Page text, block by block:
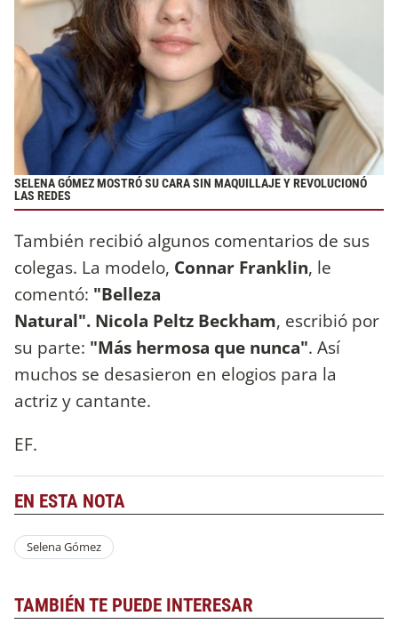
SELENA GÓMEZ MOSTRÓ SU CARA SIN MAQUILLAJE Y REVOLUCIONÓ
LAS REDES
También recibió algunos comentarios de sus
colegas. La modelo, Connar Franklin, le
comentó: "Belleza
Natural". Nicola Peltz Beckham, escribió por
su parte: "Más hermosa que nunca". Así
muchos se desasieron en elogios para la
actriz y cantante.
EF.
EN ESTA NOTA
Selena Gómez
TAMBIÉN TE PUEDE INTERESAR